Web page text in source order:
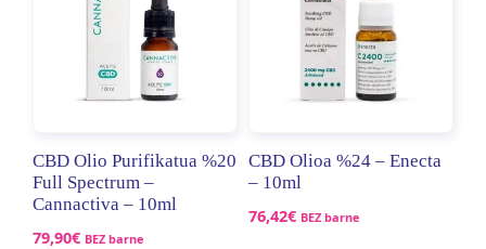
CBD Olio Purifikatua %20
Full Spectrum –
Cannactiva – 10ml
79,90€ BEZ barne
CBD Olioa %24 – Enecta
– 10ml
76,42€ BEZ barne